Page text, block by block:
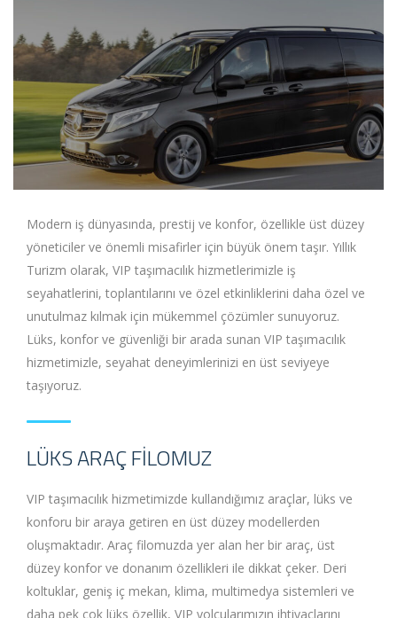
Modern iş dünyasında, prestij ve konfor, özellikle üst düzey
yöneticiler ve önemli misafirler için büyük önem taşır. Yıllık
Turizm olarak, VIP taşımacılık hizmetlerimizle iş
seyahatlerini, toplantılarını ve özel etkinliklerini daha özel ve
unutulmaz kılmak için mükemmel çözümler sunuyoruz.
Lüks, konfor ve güvenliği bir arada sunan VIP taşımacılık
hizmetimizle, seyahat deneyimlerinizi en üst seviyeye
taşıyoruz.
LÜKS ARAÇ FILOMUZ
VIP taşımacılık hizmetimizde kullandığımız araçlar, lüks ve
konforu bir araya getiren en üst düzey modellerden
oluşmaktadır. Araç filomuzda yer alan her bir araç, üst
düzey konfor ve donanım özellikleri ile dikkat çeker. Deri
koltuklar, geniş iç mekan, klima, multimedya sistemleri ve
daha pek çok lüks özellik, VIP yolcularımızın ihtiyaçlarını